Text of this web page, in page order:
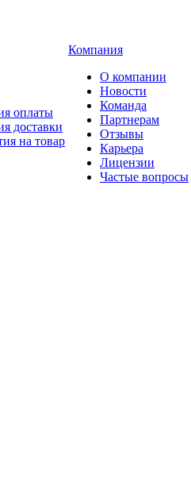
оплаты
доставки
на товар
Компания
О компании
Новости
Команда
Партнерам
Отзывы
Карьера
Лицензии
Частые вопросы